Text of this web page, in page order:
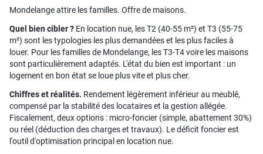
Mondelange attire les familles. Offre de maisons.
Quel bien cibler ? En location nue, les T2 (40-55 m²) et T3 (55-75
m²) sont les typologies les plus demandées et les plus faciles à
louer. Pour les familles de Mondelange, les T3-T4 voire les maisons
sont particulièrement adaptés. L'état du bien est important : un
logement en bon état se loue plus vite et plus cher.
Chiffres et réalités. Rendement légèrement inférieur au meublé,
compensé par la stabilité des locataires et la gestion allégée.
Fiscalement, deux options : micro-foncier (simple, abattement 30%)
ou réel (déduction des charges et travaux). Le déficit foncier est
l'outil d'optimisation principal en location nue.